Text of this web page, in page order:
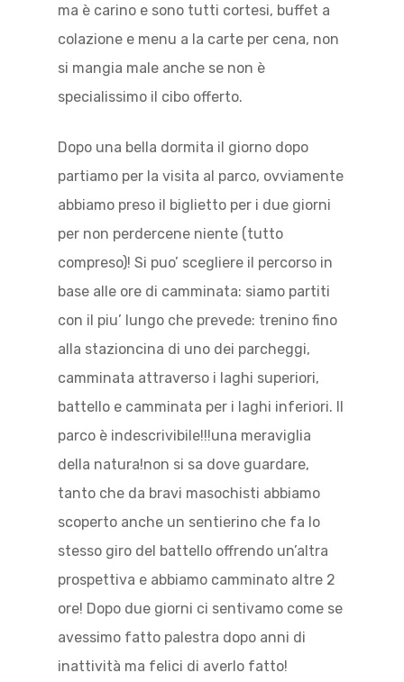
ma è carino e sono tutti cortesi, buffet a
colazione e menu a la carte per cena, non
si mangia male anche se non è
specialissimo il cibo offerto.
Dopo una bella dormita il giorno dopo
partiamo per la visita al parco, ovviamente
abbiamo preso il biglietto per i due giorni
per non perdercene niente (tutto
compreso)! Si puo’ scegliere il percorso in
base alle ore di camminata: siamo partiti
con il piu’ lungo che prevede: trenino fino
alla stazioncina di uno dei parcheggi,
camminata attraverso i laghi superiori,
battello e camminata per i laghi inferiori. Il
parco è indescrivibile!!!una meraviglia
della natura!non si sa dove guardare,
tanto che da bravi masochisti abbiamo
scoperto anche un sentierino che fa lo
stesso giro del battello offrendo un’altra
prospettiva e abbiamo camminato altre 2
ore! Dopo due giorni ci sentivamo come se
avessimo fatto palestra dopo anni di
inattività ma felici di averlo fatto!